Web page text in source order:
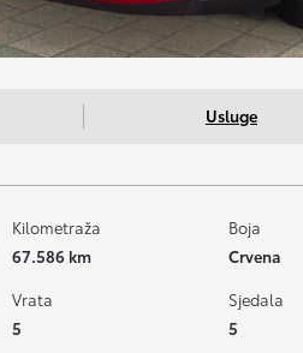
Usluge
Kilometraža
67.586 km
Boja
Crvena
Vrata
5
Sjedala
5